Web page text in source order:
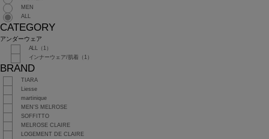
MEN
ALL
CATEGORY
アンダーウェア
ALL（1）
インナーウェア/肌着（1）
BRAND
TIARA
Liesse
martinique
MEN'S MELROSE
SOFFITTO
MELROSE CLAIRE
LOGEMENT DE CLAIRE